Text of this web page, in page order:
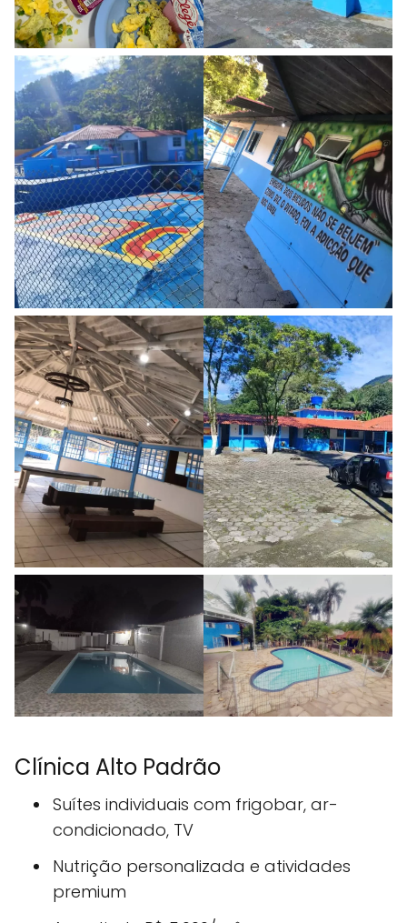
Clínica Alto Padrão
Suítes individuais com frigobar, ar-
condicionado, TV
Nutrição personalizada e atividades
premium